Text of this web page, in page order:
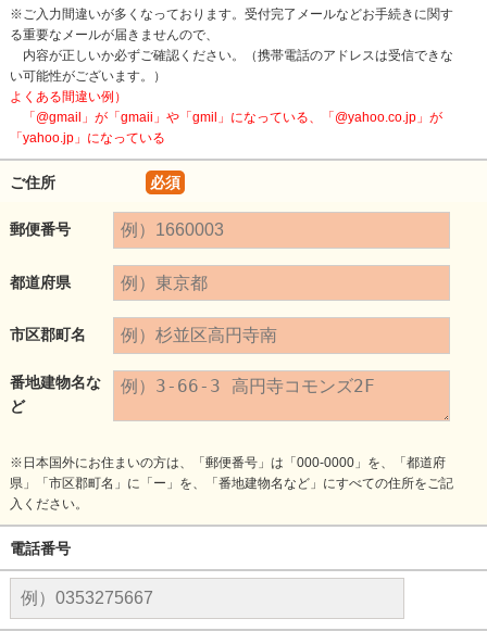
※ご入力間違いが多くなっております。受付完了メールなどお手続きに関す
る重要なメールが届きませんので、
内容が正しいか必ずご確認ください。（携帯電話のアドレスは受信できな
い可能性がございます。）
よくある間違い例）
「@gmail」が「gmaii」や「gmil」になっている、「@yahoo.co.jp」が
「yahoo.jp」になっている
ご住所 必須
郵便番号
都道府県
市区郡町名
番地建物名な
ど
※日本国外にお住まいの方は、「郵便番号」は「000-0000」を、「都道府
県」「市区郡町名」に「ー」を、「番地建物名など」にすべての住所をご記
入ください。
電話番号